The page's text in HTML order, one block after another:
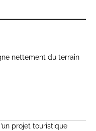
nettement du terrain
projet touristique